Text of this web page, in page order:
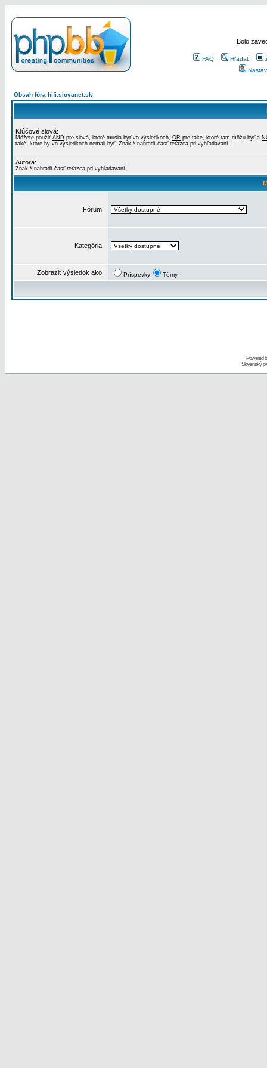
Bolo
FAQ Hľadať
Obsah fóra hifi.slovanet.sk
Kľúčové slová:
Môžete použiť AND pre slová, ktoré musia byť vo výsledkoch, OR pre také, ktoré tam môžu byť a
také, ktoré by vo výsledkoch nemali byť. Znak * nahradí časť reťazca pri vyhľadávaní.
Autora:
Znak * nahradí časť reťazca pri vyhľadávaní.
Fórum:
Kategória:
Zobraziť výsledok ako: Príspevky Témy
Powered
Slovenský